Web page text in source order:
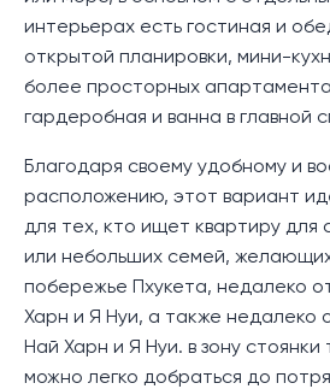
интерьерах есть гостиная и
открытой планировки, мини-
более просторных
гардеробная и ванна в главной
Благодаря своему удобному и
расположению, этот вариант
для тех, кто ищет квартиру для
или небольших семей,
побережье Пхукета, недалеко
Харн и Я Нуи, а также недалеко
Най Харн и Я Нуи. в зону стоянки
можно легко добраться до